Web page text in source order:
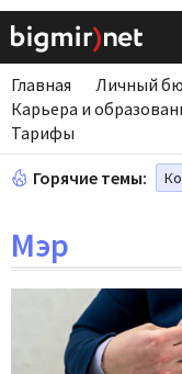
Главная Личный
Карьера и
Тарифы
Горячие темы:
Мэр